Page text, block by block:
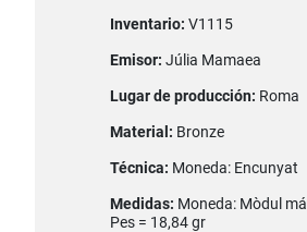
Inventario: V1115
Emisor: Júlia Mamaea
Lugar de producción: Roma
Material: Bronze
Técnica: Moneda: Encunyat
Medidas: Moneda: Mòdul
Pes = 18,84 gr